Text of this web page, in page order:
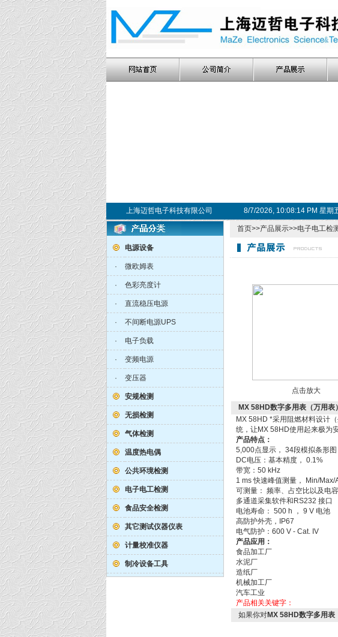
上海迈哲电子科技有限公司 8/7/2026, 10:08:14 PM 星期
电源设备
· 微欧姆表
· 色彩亮度计
· 直流稳压电源
· 不间断电源UPS
· 电子负载
· 变频电源
· 变压器
安规检测
无损检测
气体检测
温度热电偶
公共环境检测
电子电工检测
食品安全检测
其它测试仪器仪表
计量校准仪器
制冷设备工具
首页>>产品展示>>电子电工检
点击放大
MX 58HD数字多用表（万用表）
MX 58HD *采用阻燃材料设计
统，让MX 58HD使用起来极为
产品特点：
5,000点显示， 34段模拟条形
DC电压：基本精度， 0.1%
带宽：50 kHz
1 ms 快速峰值测量， Min/Max/
可测量： 频率、占空比以及电容
多通道采集软件和RS232 接口
电池寿命： 500 h ， 9 V 电池
高防护外壳，IP67
电气防护：600 V - Cat. IV
产品应用：
食品加工厂
水泥厂
造纸厂
机械加工厂
汽车工业
产品相关关键字：
如果你对MX 58HD数字多用表